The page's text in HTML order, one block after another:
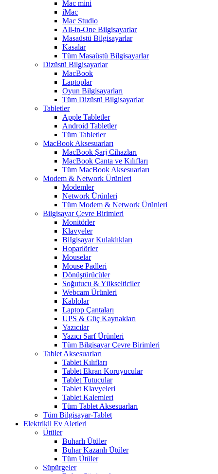
Mac mini
iMac
Mac Studio
All-in-One Bilgisayarlar
Masaüstü Bilgisayarlar
Kasalar
Tüm Masaüstü Bilgisayarlar
Dizüstü Bilgisayarlar
MacBook
Laptoplar
Oyun Bilgisayarları
Tüm Dizüstü Bilgisayarlar
Tabletler
Apple Tabletler
Android Tabletler
Tüm Tabletler
MacBook Aksesuarları
MacBook Şarj Cihazları
MacBook Çanta ve Kılıfları
Tüm MacBook Aksesuarları
Modem & Network Ürünleri
Modemler
Network Ürünleri
Tüm Modem & Network Ürünleri
Bilgisayar Çevre Birimleri
Monitörler
Klavyeler
BiIgisayar Kulaklıkları
Hoparlörler
Mouselar
Mouse Padleri
Dönüştürücüler
Soğutucu & Yükselticiler
Webcam Ürünleri
Kablolar
Laptop Çantaları
UPS & Güç Kaynakları
Yazıcılar
Yazıcı Sarf Ürünleri
Tüm Bilgisayar Çevre Birimleri
Tablet Aksesuarları
Tablet Kılıfları
Tablet Ekran Koruyucular
Tablet Tutucular
Tablet Klavyeleri
Tablet Kalemleri
Tüm Tablet Aksesuarları
Tüm Bilgisayar-Tablet
Elektrikli Ev Aletleri
Ütüler
Buharlı Ütüler
Buhar Kazanlı Ütüler
Tüm Ütüler
Süpürgeler